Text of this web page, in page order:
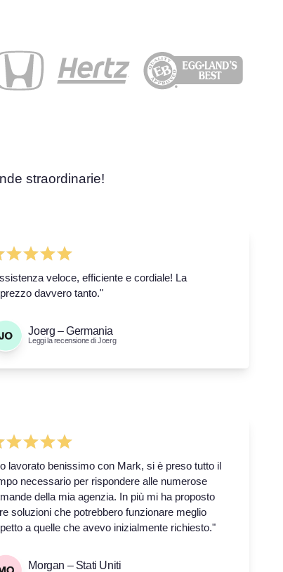
straordinarie!
veloce, efficiente e cordiale! La
davvero tanto."
Joerg – Germania
Leggi la recensione di Joerg
lavorato benissimo con Mark, si è preso tutto il
necessario per rispondere alle numerose
della mia agenzia. In più mi ha proposto
soluzioni che potrebbero funzionare meglio
a quelle che avevo inizialmente richiesto."
Morgan – Stati Uniti